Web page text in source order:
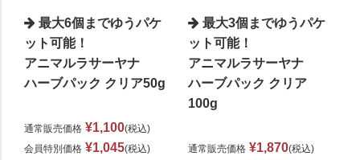
最大6個までゆうパケ
ット可能！
アニマルラサーヤナ
ハーブパック クリア50g
通常販売価格 ¥1,100 税込
会員特別価格 ¥1,045 税込
最大3個までゆうパケ
ット可能！
アニマルラサーヤナ
ハーブパック クリア
100g
通常販売価格 ¥1,870 税込